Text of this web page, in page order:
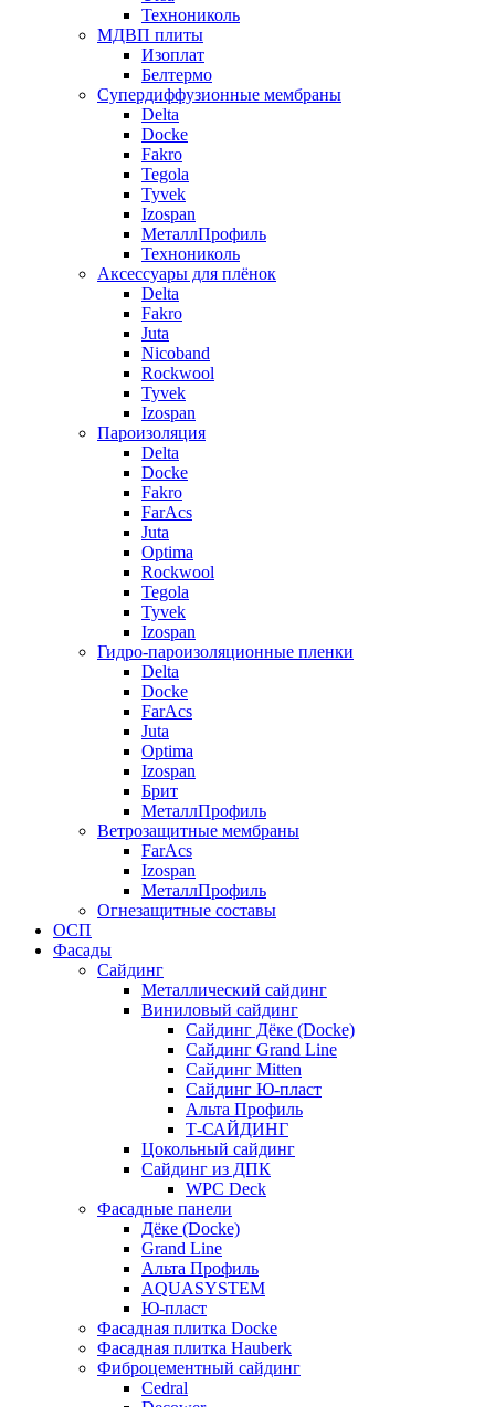
Технониколь
МДВП плиты
Изоплат
Белтермо
Супердиффузионные мембраны
Delta
Docke
Fakro
Tegola
Tyvek
Izospan
МеталлПрофиль
Технониколь
Аксессуары для плёнок
Delta
Fakro
Juta
Nicoband
Rockwool
Tyvek
Izospan
Пароизоляция
Delta
Docke
Fakro
FarAcs
Juta
Optima
Rockwool
Tegola
Tyvek
Izospan
Гидро-пароизоляционные пленки
Delta
Docke
FarAcs
Juta
Optima
Izospan
Брит
МеталлПрофиль
Ветрозащитные мембраны
FarAcs
Izospan
МеталлПрофиль
Огнезащитные составы
ОСП
Фасады
Сайдинг
Металлический сайдинг
Виниловый сайдинг
Сайдинг Дёке (Docke)
Сайдинг Grand Line
Сайдинг Mitten
Сайдинг Ю-пласт
Альта Профиль
Т-САЙДИНГ
Цокольный сайдинг
Сайдинг из ДПК
WPC Deck
Фасадные панели
Дёке (Docke)
Grand Line
Альта Профиль
AQUASYSTEM
Ю-пласт
Фасадная плитка Docke
Фасадная плитка Hauberk
Фиброцементный сайдинг
Cedral